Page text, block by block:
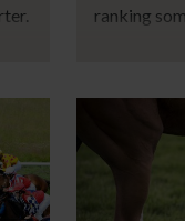
ranking